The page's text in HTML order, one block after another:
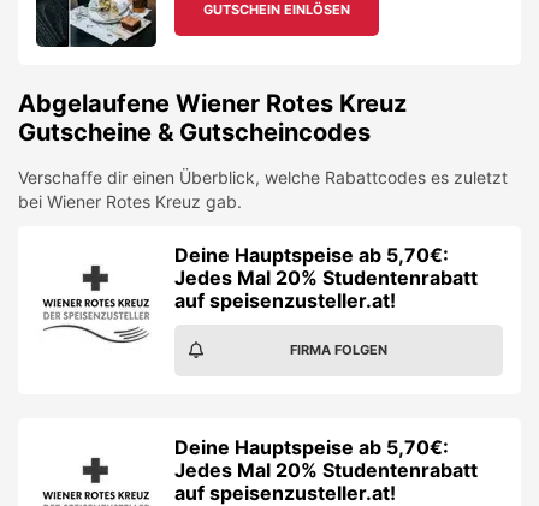
GUTSCHEIN EINLÖSEN
Abgelaufene Wiener Rotes Kreuz
Gutscheine & Gutscheincodes
Verschaffe dir einen Überblick, welche Rabattcodes es zuletzt
bei Wiener Rotes Kreuz gab.
Deine Hauptspeise ab 5,70€:
Jedes Mal 20% Studentenrabatt
auf speisenzusteller.at!
FIRMA FOLGEN
Deine Hauptspeise ab 5,70€:
Jedes Mal 20% Studentenrabatt
auf speisenzusteller.at!